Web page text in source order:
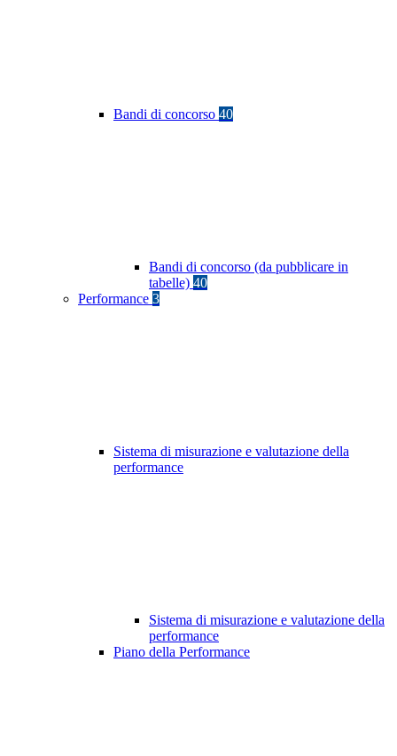
Bandi di concorso 40
Bandi di concorso (da pubblicare in
tabelle) 40
Performance 3
Sistema di misurazione e valutazione della
performance
Sistema di misurazione e valutazione della
performance
Piano della Performance